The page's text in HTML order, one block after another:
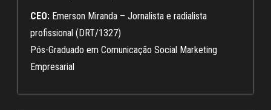
CEO: Emerson Miranda – Jornalista e radialista
profissional (DRT/1327)
Pós-Graduado em Comunicação Social Marketing
Empresarial